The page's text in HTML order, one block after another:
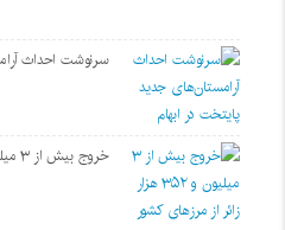
سرنوشت احداث
خروج بیش از ۳ میلیون و ۳۵۲ هزار زائر از مرزهای کشور